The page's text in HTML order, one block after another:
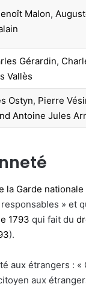
Malon,
Gérardin,
Vallès
Ostyn, Pierre
Antoine Jules
la Garde nationale
» et
1793 qui fait du
).
aux étrangers :
aux